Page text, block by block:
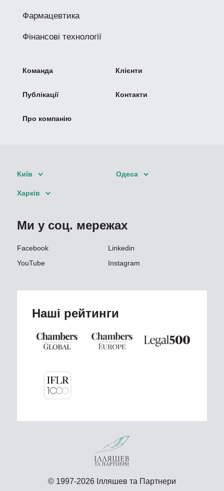
Фармацевтика
Фінансові технології
Команда Клієнти
Публікації Контакти
Про компанію
Київ Одеса
Харків
Ми у соц. мережах
Facebook
Linkedin
YouTube
Instagram
Наші рейтинги
© 1997-2026 Ілляшев та Партнери